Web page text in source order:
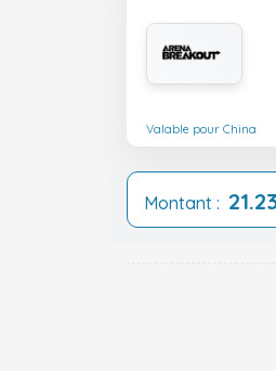
Valable pour China
Montant :